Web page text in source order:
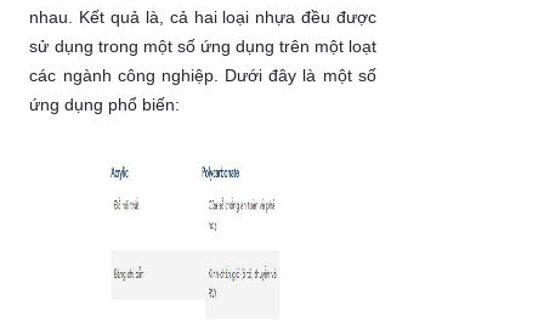
nhau. Kết quả là, cả hai loại nhựa đều được
sử dụng trong một số ứng dụng trên một loạt
các ngành công nghiệp. Dưới đây là một số
ứng dụng phổ biến: